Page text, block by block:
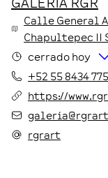
Calle General
Chapultepec II
cerrado hoy
+52 55 8434
https://
rgrart